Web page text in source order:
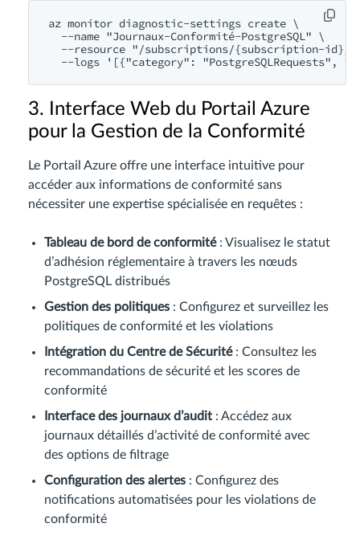
az monitor diagnostic-settings create \
  --name "Journaux-Conformité-PostgreSQL" \
--resource "/subscriptions/{subscription-id}/
3. Interface Web du Portail Azure
pour la Gestion de la Conformité
Le Portail Azure offre une interface intuitive pour
accéder aux informations de conformité sans
nécessiter une expertise spécialisée en requêtes :
Tableau de bord de conformité: Visualisez le statut
d’adhésion réglementaire à travers les nœuds
PostgreSQL distribués
Gestion des politiques : Configurez et surveillez les
politiques de conformité et les violations
Intégration du Centre de Sécurité: Consultez les
recommandations de sécurité et les scores de
conformité
Interface des journaux d’audit : Accédez aux
journaux détaillés d’activité de conformité avec
des options de filtrage
Configuration des alertes : Configurez des
notifications automatisées pour les violations de
conformité